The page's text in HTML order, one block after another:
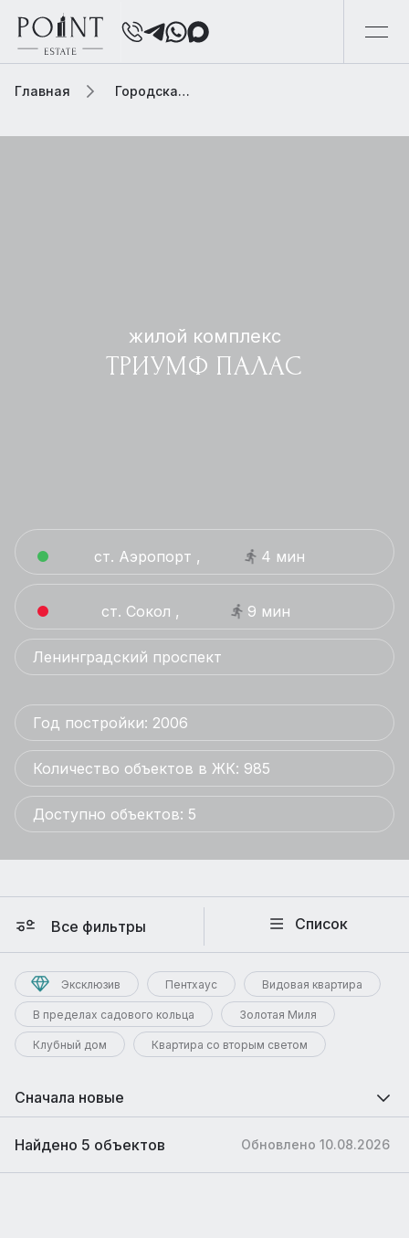
Главная Городская элитная недвижимость
жилой комплекс
ТРИУМФ ПАЛАС
ст. Аэропорт , 4 мин
ст. Сокол , 9 мин
Ленинградский проспект
Год постройки: 2006
Количество объектов в ЖК: 985
Доступно объектов: 5
Все фильтры
Эксклюзив Пентхаус Видовая квартира
В пределах садового кольца Золотая Миля
Клубный дом Квартира со вторым светом
Список
Сначала новые
Обновлено 10.08.2026
Найдено 5 объектов